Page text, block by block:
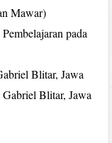
Mawar)
pada
Blitar, Jawa
Blitar, Jawa